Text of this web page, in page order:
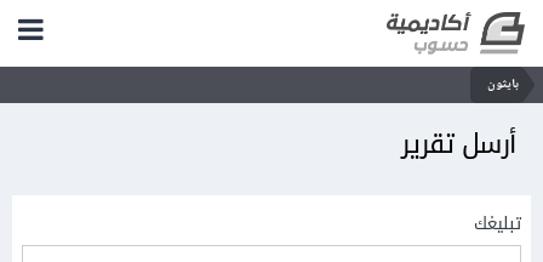
بايثون
أرسل تقرير
تبليغك